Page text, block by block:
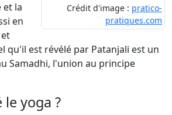
Crédit d'image : pratico-
pratiques.com
et la
en
qu'il est révélé par Patanjali est un
Samadhi, l'union au principe
yoga ?